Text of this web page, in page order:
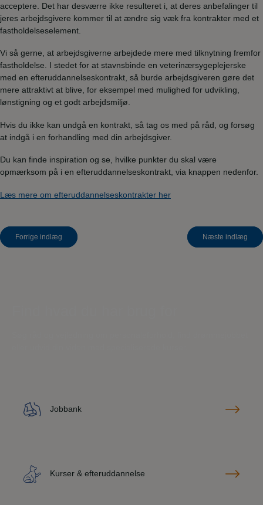
acceptere. Det har desværre ikke resulteret i, at deres anbefalinger til
jeres arbejdsgivere kommer til at ændre sig væk fra kontrakter med et
fastholdelseselement.
Vi så gerne, at arbejdsgiverne arbejdede mere med tilknytning fremfor
fastholdelse. I stedet for at stavnsbinde en veterinærsygeplejerske
med en efteruddannelseskontrakt, så burde arbejdsgiveren gøre det
mere attraktivt at blive, for eksempel med mulighed for udvikling,
lønstigning og et godt arbejdsmiljø.
Hvis du ikke kan undgå en kontrakt, så tag os med på råd, og forsøg
at indgå i en forhandling med din arbejdsgiver.
Du kan finde inspiration og se, hvilke punkter du skal være
opmærksom på i en efteruddannelseskontrakt, via knappen nedenfor.
Læs mere om efteruddannelseskontrakter her
Indlægsnavigation
Forrige indlæg Næste indlæg
Jobbank
Kurser & efteruddannelse